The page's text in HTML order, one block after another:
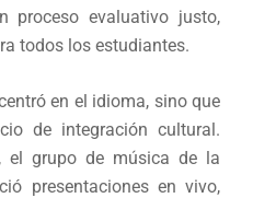
proceso evaluativo justo,
todos los estudiantes.
en el idioma, sino que
de integración cultural.
el grupo de música de la
presentaciones en vivo,